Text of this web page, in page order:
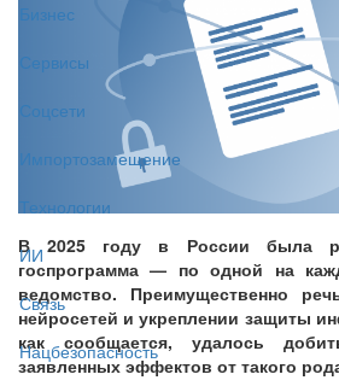
Бизнес
Сервисы
Соцсети
Импортозамещение
Технологии
ИИ
Связь
Нацбезопасность
В 2025 году в России была
госпрограмма — по одной на
ведомство. Преимущественно
нейросетей и укреплении защиты
как сообщается, удалось
заявленных эффектов от такого